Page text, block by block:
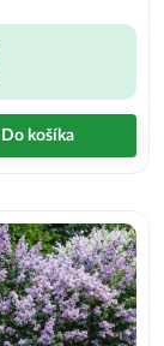
Do košíka